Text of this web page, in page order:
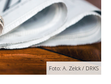
Foto: A. Zelck / DRKS